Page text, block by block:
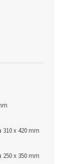
x 420 mm
x 350 mm